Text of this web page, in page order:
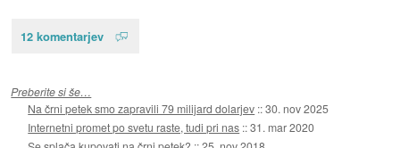
12 komentarjev
Preberite si še…
Na črni petek smo zapravili 79 milijard dolarjev ::30. nov 2025
Internetni promet po svetu raste, tudi pri nas ::31. mar 2020